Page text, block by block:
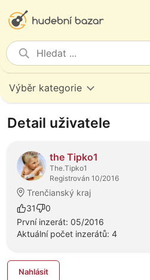
Výběr kategorie
Detail uživatele
the Tipko1
The.Tipko1
Registrován 10/2016
Trenčianský kraj
31
0
První inzerát: 05/2016
Aktuální počet inzerátů: 4
Nahlásit